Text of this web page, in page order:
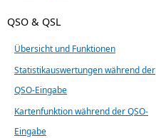
QSO & QSL
Übersicht und Funktionen
Statistikauswertungen während der
QSO-Eingabe
Kartenfunktion während der QSO-
Eingabe